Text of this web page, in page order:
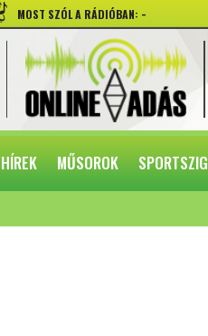
MOST SZÓL A RÁDIÓBAN: -
HÍREK MŰSOROK